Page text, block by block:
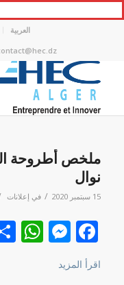
العربية
ملخص أطروحة
نوال
15 سبتمبر 2020 / في إعلانات
اقرأ المزيد